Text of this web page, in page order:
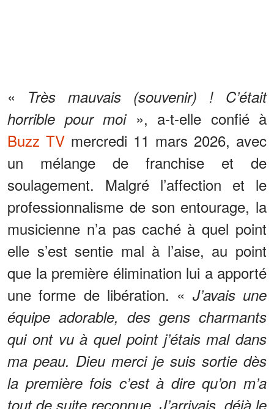
« Très mauvais (souvenir) ! C’était
horrible pour moi », a-t-elle confié à
Buzz TV mercredi 11 mars 2026, avec
un mélange de franchise et de
soulagement. Malgré l’affection et le
professionnalisme de son entourage, la
musicienne n’a pas caché à quel point
elle s’est sentie mal à l’aise, au point
que la première élimination lui a apporté
une forme de libération. « J’avais une
équipe adorable, des gens charmants
qui ont vu à quel point j’étais mal dans
ma peau. Dieu merci je suis sortie dès
la première fois c’est à dire qu’on m’a
tout de suite reconnue. J’arrivais, déjà le